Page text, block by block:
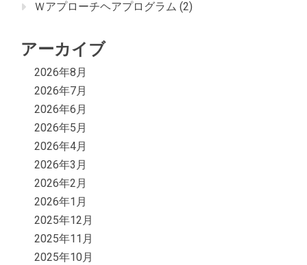
Ｗアプローチヘアプログラム (2)
アーカイブ
2026年8月
2026年7月
2026年6月
2026年5月
2026年4月
2026年3月
2026年2月
2026年1月
2025年12月
2025年11月
2025年10月